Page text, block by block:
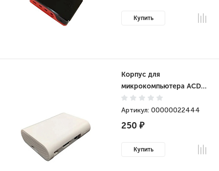
Купить
Корпус для
микрокомпьютера ACD
Raspberry Pi 2/3B/3B+
Molding Case Black
(RA072)
Артикул: 00000022444
250 ₽
Купить